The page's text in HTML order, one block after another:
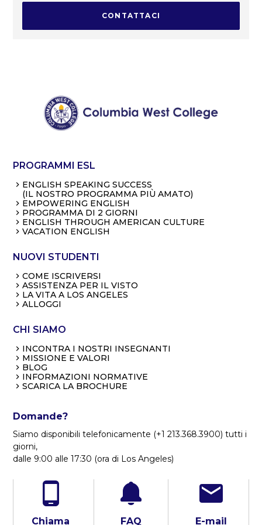
CONTATTACI
PROGRAMMI ESL
ENGLISH SPEAKING SUCCESS
(IL NOSTRO PROGRAMMA PIÙ AMATO)
EMPOWERING ENGLISH
PROGRAMMA DI 2 GIORNI
ENGLISH THROUGH AMERICAN CULTURE
VACATION ENGLISH
NUOVI STUDENTI
COME ISCRIVERSI
ASSISTENZA PER IL VISTO
LA VITA A LOS ANGELES
ALLOGGI
CHI SIAMO
INCONTRA I NOSTRI INSEGNANTI
MISSIONE E VALORI
BLOG
INFORMAZIONI NORMATIVE
SCARICA LA BROCHURE
Domande?
Siamo disponibili telefonicamente (+1 213.368.3900) tutti i
giorni,
dalle 9:00 alle 17:30 (ora di Los Angeles)
Chiama FAQ E-mail